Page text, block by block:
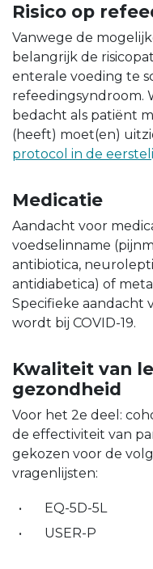
Risico op
Vanwege de
belangrijk de
enterale voeding te
refeedingsyndroom.
bedacht als patiënt
(heeft) moet(en)
protocol in de
Medicatie
Aandacht voor
voedselinname
antibiotica,
antidiabetica) of
Specifieke aandacht
wordt bij COVID-19.
Kwaliteit van
gezondheid
Voor het 2e deel:
de effectiviteit van
gekozen voor de
vragenlijsten:
EQ-5D-5L
USER-P